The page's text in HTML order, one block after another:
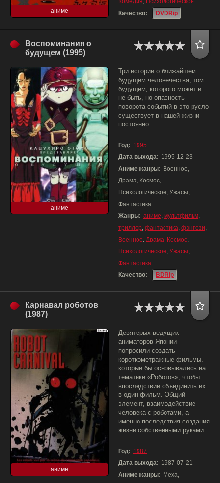
аниме
Комедия, Психологическое
Качество:
DVDRip
Воспоминания о
будущем (1995)
аниме
Три истории о ближайшем
будущем человечества, том
будущем, которого может и
не быть, но опасность
поворота событий в это русло
существует в нашей жизни
постоянно.
Год: 1995
Дата выхода: 1995-12-23
Аниме жанры: Военное,
Драма, Космос,
Психологическое, Ужасы,
Фантастика
Жанры: аниме, мультфильм,
триллер, фантастика, фэнтези,
Военное, Драма, Космос,
Психологическое, Ужасы,
Фантастика
Качество:
BDRip
Карнавал роботов
(1987)
аниме
Девятерых ведущих
аниматоров Японии
попросили создать
короткометражные фильмы,
которые бы основывались на
тематике «Роботов», чтобы
впоследствии объединить их
в один фильм. Общий
элемент, взаимодействие
человека с роботами, а
именно последствия создания
жизни собственными руками.
Год: 1987
Дата выхода: 1987-07-21
Аниме жанры: Меха,